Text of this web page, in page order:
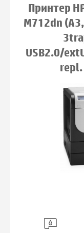
Принтер
M712dn
USB2.0/
repl.